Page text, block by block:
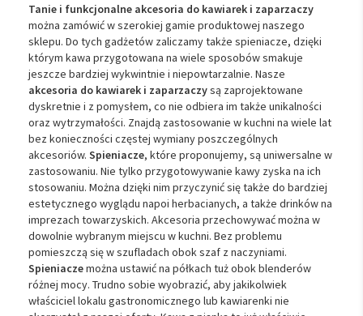
Tanie i funkcjonalne akcesoria do kawiarek i zaparzaczy
można zamówić w szerokiej gamie produktowej naszego
sklepu. Do tych gadżetów zaliczamy także spieniacze, dzięki
którym kawa przygotowana na wiele sposobów smakuje
jeszcze bardziej wykwintnie i niepowtarzalnie. Nasze
akcesoria do kawiarek i zaparzaczysą zaprojektowane
dyskretnie i z pomysłem, co nie odbiera im także unikalności
oraz wytrzymałości. Znajdą zastosowanie w kuchni na wiele lat
bez konieczności częstej wymiany poszczególnych
akcesoriów. Spieniacze, które proponujemy, są uniwersalne w
zastosowaniu. Nie tylko przygotowywanie kawy zyska na ich
stosowaniu. Można dzięki nim przyczynić się także do bardziej
estetycznego wyglądu napoi herbacianych, a także drinków na
imprezach towarzyskich. Akcesoria przechowywać można w
dowolnie wybranym miejscu w kuchni. Bez problemu
pomieszczą się w szufladach obok szaf z naczyniami.
Spieniaczemożna ustawić na półkach tuż obok blenderów
różnej mocy. Trudno sobie wyobrazić, aby jakikolwiek
właściciel lokalu gastronomicznego lub kawiarenki nie